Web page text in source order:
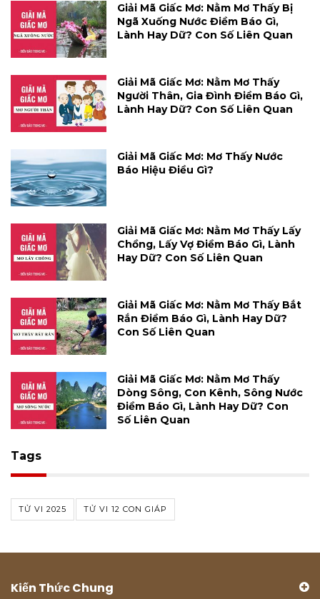
Giải Mã Giấc Mơ: Nằm Mơ Thấy Bị
Ngã Xuống Nước Điềm Báo Gì,
Lành Hay Dữ? Con Số Liên Quan
Giải Mã Giấc Mơ: Nằm Mơ Thấy
Người Thân, Gia Đình Điềm Báo Gì,
Lành Hay Dữ? Con Số Liên Quan
Giải Mã Giấc Mơ: Mơ Thấy Nước
Báo Hiệu Điều Gì?
Giải Mã Giấc Mơ: Nằm Mơ Thấy Lấy
Chồng, Lấy Vợ Điềm Báo Gì, Lành
Hay Dữ? Con Số Liên Quan
Giải Mã Giấc Mơ: Nằm Mơ Thấy Bắt
Rắn Điềm Báo Gì, Lành Hay Dữ?
Con Số Liên Quan
Giải Mã Giấc Mơ: Nằm Mơ Thấy
Dòng Sông, Con Kênh, Sông Nước
Điềm Báo Gì, Lành Hay Dữ? Con
Số Liên Quan
Tags
TỬ VI 2025 TỬ VI 12 CON GIÁP
Kiến Thức Chung